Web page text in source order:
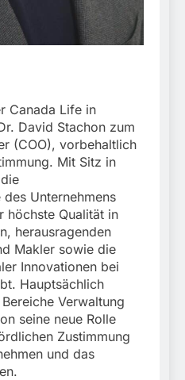
Canada Life in
David Stachon zum
(COO), vorbehaltlich
Mit Sitz in
Unternehmens
höchste Qualität in
herausragenden
Makler sowie die
Innovationen bei
Hauptsächlich
Verwaltung
seine neue Rolle
Zustimmung
und das